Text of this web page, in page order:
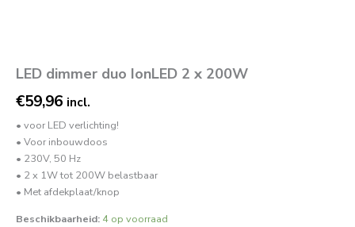
LED dimmer duo IonLED 2 x 200W
€59,96 incl.
• voor LED verlichting!
• Voor inbouwdoos
• 230V, 50 Hz
• 2 x 1W tot 200W belastbaar
• Met afdekplaat/knop
Beschikbaarheid: 4 op voorraad